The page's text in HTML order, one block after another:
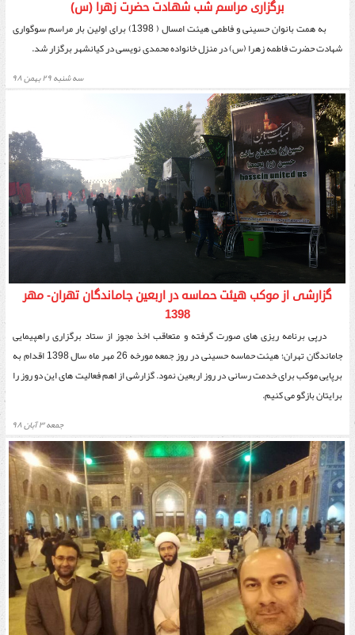
برگزاری مراسم شب شهادت حضرت زهرا (س)
به همت بانوان حسینی و فاطمی هیئت امسال ( 1398) برای اولین بار مراسم سوگواری
شهادت حضرت فاطمه زهرا (س) در منزل خانواده محمدی نویسی در کیانشهر برگزار شد.
سه شنبه ۲۹ بهمن ۹۸
گزارشی از موکب هیئت حماسه در اربعین جاماندگان تهران- مهر
1398
درپی برنامه ریزی های صورت گرفته و متعاقب اخذ مجوز از ستاد برگزاری راهپیمایی
جاماندگان تهران؛ هیئت حماسه حسینی در روز جمعه مورخه 26 مهر ماه سال 1398 اقدام به
برپایی موکب برای خدمت رسانی در روز اربعین نمود. گزارشی از اهم فعالیت های این دو روز را
برایتان بازگو می کنیم.
جمعه ۳ آبان ۹۸